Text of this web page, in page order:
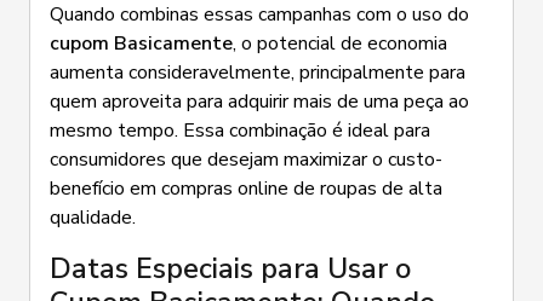
Quando combinas essas campanhas com o uso do
cupom Basicamente, o potencial de economia
aumenta consideravelmente, principalmente para
quem aproveita para adquirir mais de uma peça ao
mesmo tempo. Essa combinação é ideal para
consumidores que desejam maximizar o custo-
benefício em compras online de roupas de alta
qualidade.
Datas Especiais para Usar o